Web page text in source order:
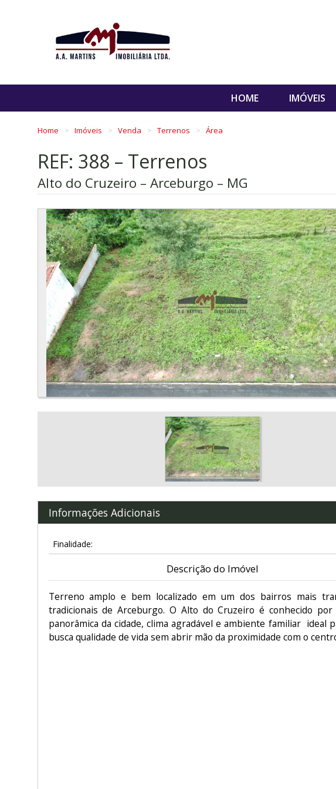
HOME IMÓVEIS
Home Imóveis Venda Terrenos Área
REF: 388 – Terrenos
Alto do Cruzeiro – Arceburgo – MG
Informações Adicionais
Finalidade:
Descrição do Imóvel
Terreno amplo e bem localizado em um dos bairros mais
tradicionais de Arceburgo. O Alto do Cruzeiro é conhecido por
panorâmica da cidade, clima agradável e ambiente familiar ideal
busca qualidade de vida sem abrir mão da proximidade com o